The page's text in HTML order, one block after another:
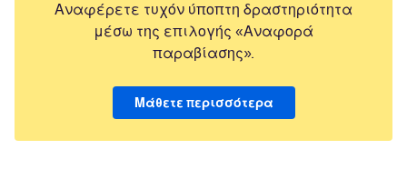
Αναφέρετε τυχόν ύποπτη δραστηριότητα
μέσω της επιλογής «Αναφορά
παραβίασης».
Μάθετε περισσότερα